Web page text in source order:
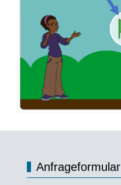
Anfrageformular